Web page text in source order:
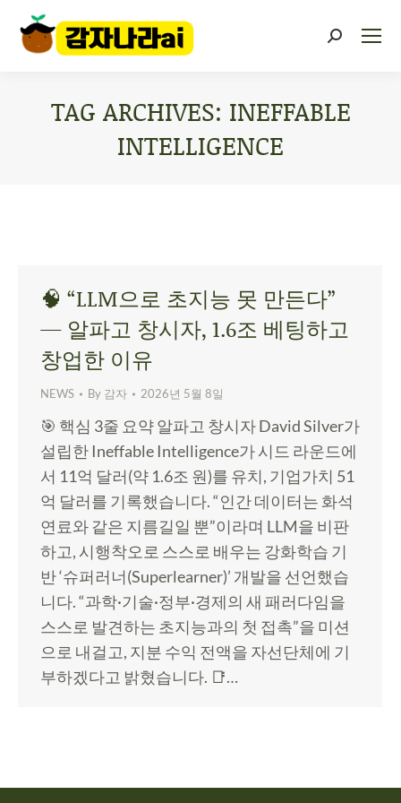
TAG ARCHIVES: INEFFABLE
INTELLIGENCE
🧠 “LLM으로 초지능 못 만든다”
— 알파고 창시자, 1.6조 베팅하고
창업한 이유
NEWS By 감자 2026년 5월 8일
🎯 핵심 3줄 요약 알파고 창시자 David Silver가
설립한 Ineffable Intelligence가 시드 라운드에
서 11억 달러(약 1.6조 원)를 유치, 기업가치 51
억 달러를 기록했습니다. “인간 데이터는 화석
연료와 같은 지름길일 뿐”이라며 LLM을 비판
하고, 시행착오로 스스로 배우는 강화학습 기
반 ‘슈퍼러너(Superlearner)’ 개발을 선언했습
니다. “과학·기술·정부·경제의 새 패러다임을
스스로 발견하는 초지능과의 첫 접촉”을 미션
으로 내걸고, 지분 수익 전액을 자선단체에 기
부하겠다고 밝혔습니다. 📑…